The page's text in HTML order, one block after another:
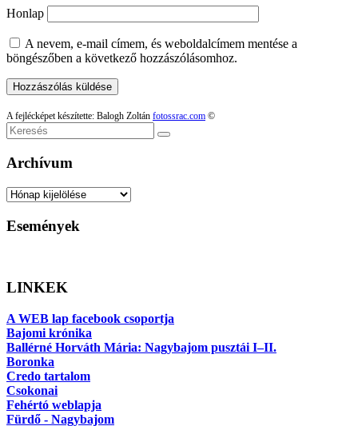
Honlap
A nevem, e-mail címem, és weboldalcímem mentése a
böngészőben a következő hozzászólásomhoz.
A fejlécképet készítette: Balogh Zoltán fotossrac.com ©
Keresés
Archívum
Archívum
Események
LINKEK
A WEB lap facebook csoportja
Bajomi krónika
Ballérné Horváth Mária: Nagybajom pusztái I–II.
Boronka
Credo tartalom
Csokonai
Fehértó weblapja
Fürdő - Nagybajom